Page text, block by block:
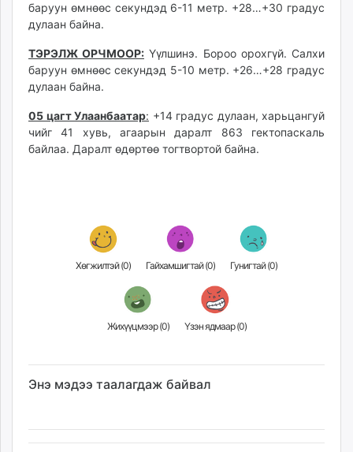
баруун өмнөөс секундэд 6-11 метр. +28…+30 градус
дулаан байна.
ТЭРЭЛЖ ОРЧМООР: Үүлшинэ. Бороо орохгүй. Салхи
баруун өмнөөс секундэд 5-10 метр. +26…+28 градус
дулаан байна.
05 цагт Улаанбаатар: +14 градус дулаан, харьцангуй
чийг 41 хувь, агаарын даралт 863 гектопаскаль
байлаа. Даралт өдөртөө тогтвортой байна.
Хөгжилтэй (0) Гайхамшигтай (0) Гунигтай (0)
Жихүүцмээр (0) Үзэн ядмаар (0)
Энэ мэдээ таалагдаж байвал